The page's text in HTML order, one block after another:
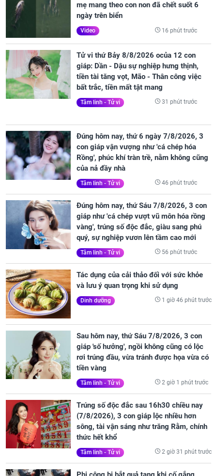
mẹ mang theo con non đã chết suốt 6
ngày trên biển
Video 16 phút trước
Tử vi thứ Bảy 8/8/2026 ocủa 12 con
giáp: Dần - Dậu sự nghiệp hưng thịnh,
tiền tài tăng vọt, Mão - Thân công việc
bất trắc, tiền mất tật mang
Tâm linh - Tử vi 31 phút trước
Đúng hôm nay, thứ 6 ngày 7/8/2026, 3
con giáp vận vượng như 'cá chép hóa
Rồng', phúc khí tràn trề, nằm không cũng
của nả đầy nhà
Tâm linh - Tử vi 46 phút trước
Đúng hôm nay, thứ Sáu 7/8/2026, 3 con
giáp như 'cá chép vượt vũ môn hóa rồng
vàng', trúng số độc đắc, giàu sang phú
quý, sự nghiệp vươn lên tầm cao mới
Tâm linh - Tử vi 56 phút trước
Tác dụng của cải thảo đối với sức khỏe
và lưu ý quan trọng khi sử dụng
Dinh dưỡng 1 giờ 46 phút trước
Sau hôm nay, thứ Sáu 7/8/2026, 3 con
giáp 'số hưởng', ngồi không cũng có lộc
rơi trúng đầu, vừa tránh được họa vừa có
tiền vàng
Tâm linh - Tử vi 2 giờ 1 phút trước
Trúng số độc đắc sau 16h30 chiều nay
(7/8/2026), 3 con giáp lộc nhiều hơn
sông, tài vận sáng như trăng Rằm, chính
thức hết khổ
Tâm linh - Tử vi 2 giờ 31 phút trước